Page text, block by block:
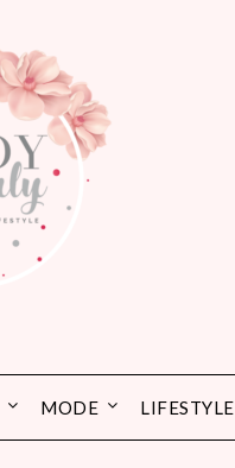
MODE LIFESTYLE